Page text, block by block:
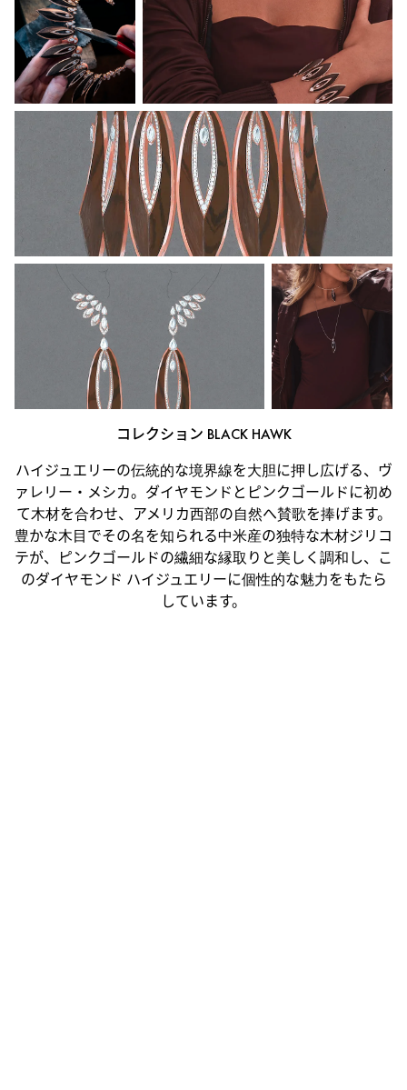
コレクション BLACK HAWK
ハイジュエリーの伝統的な境界線を大胆に押し広げる、ヴ
ァレリー・メシカ。ダイヤモンドとピンクゴールドに初め
て木材を合わせ、アメリカ西部の自然へ賛歌を捧げます。
豊かな木目でその名を知られる中米産の独特な木材ジリコ
テが、ピンクゴールドの繊細な縁取りと美しく調和し、こ
のダイヤモンド ハイジュエリーに個性的な魅力をもたら
しています。